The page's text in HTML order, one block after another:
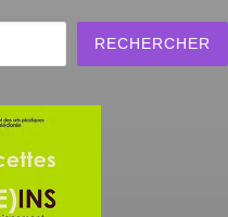
RECHERCHER